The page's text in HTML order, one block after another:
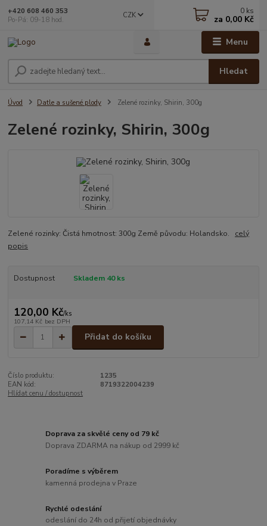
Menu
CZK
Hledat
+420 608 460 353
Po-Pá: 09-18 hod.
0 ks
za 0,00 Kč
Úvod Datle a sušené plody Zelené rozinky, Shirin, 300g
Zelené rozinky, Shirin, 300g
Zelené rozinky: Čistá hmotnost: 300g Země původu: Holandsko. celý
popis
Dostupnost Skladem 40 ks
120,00 Kč/ks
107,14 Kč bez DPH
Přidat do košíku
Číslo produktu:
1235
EAN kód:
8719322004239
Hlídat cenu / dostupnost
Doprava za skvělé ceny od 79 kč
Doprava ZDARMA na nákup od 2999 kč
Poradíme s výběrem
kamenná prodejna v Praze
Rychlé odeslání
odeslání do 24h od přijetí objednávky